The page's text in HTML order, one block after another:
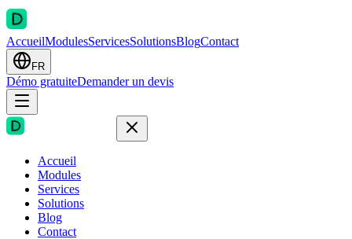
AccueilModulesServicesSolutionsBlogContact
FR
Démo gratuiteDemander un devis
Accueil
Modules
Services
Solutions
Blog
Contact